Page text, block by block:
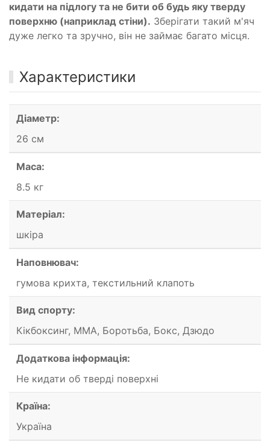
кидати на підлогу та не бити об будь яку тверду
поверхню (наприклад стіни). Зберігати такий м'яч
дуже легко та зручно, він не займає багато місця.
Характеристики
Діаметр:
26 см
Маса:
8.5 кг
Матеріал:
шкіра
Наповнювач:
гумова крихта, текстильний клапоть
Вид спорту:
Кікбоксинг, ММА, Боротьба, Бокс, Дзюдо
Додаткова інформація:
Не кидати об тверді поверхні
Країна:
Україна